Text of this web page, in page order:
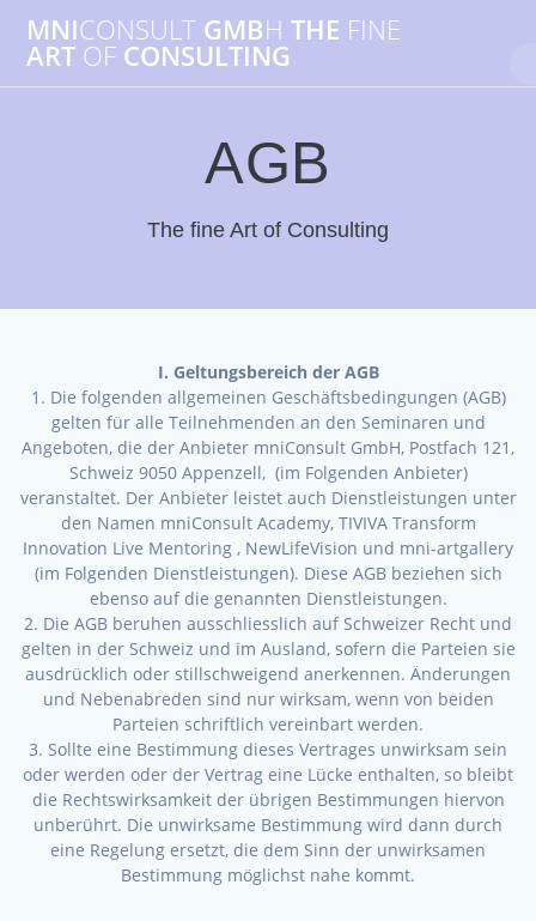
to
content
MNICONSULT GMBH THE FINE
ART OF CONSULTING
AGB
The fine Art of Consulting
I. Geltungsbereich der AGB
1. Die folgenden allgemeinen Geschäftsbedingungen (AGB)
gelten für alle Teilnehmenden an den Seminaren und
Angeboten, die der Anbieter mniConsult GmbH, Postfach 121,
Schweiz 9050 Appenzell, (im Folgenden Anbieter)
veranstaltet. Der Anbieter leistet auch Dienstleistungen unter
den Namen mniConsult Academy, TIVIVA Transform
Innovation Live Mentoring , NewLifeVision und mni-artgallery
(im Folgenden Dienstleistungen). Diese AGB beziehen sich
ebenso auf die genannten Dienstleistungen.
2. Die AGB beruhen ausschliesslich auf Schweizer Recht und
gelten in der Schweiz und im Ausland, sofern die Parteien sie
ausdrücklich oder stillschweigend anerkennen. Änderungen
und Nebenabreden sind nur wirksam, wenn von beiden
Parteien schriftlich vereinbart werden.
3. Sollte eine Bestimmung dieses Vertrages unwirksam sein
oder werden oder der Vertrag eine Lücke enthalten, so bleibt
die Rechtswirksamkeit der übrigen Bestimmungen hiervon
unberührt. Die unwirksame Bestimmung wird dann durch
eine Regelung ersetzt, die dem Sinn der unwirksamen
Bestimmung möglichst nahe kommt.